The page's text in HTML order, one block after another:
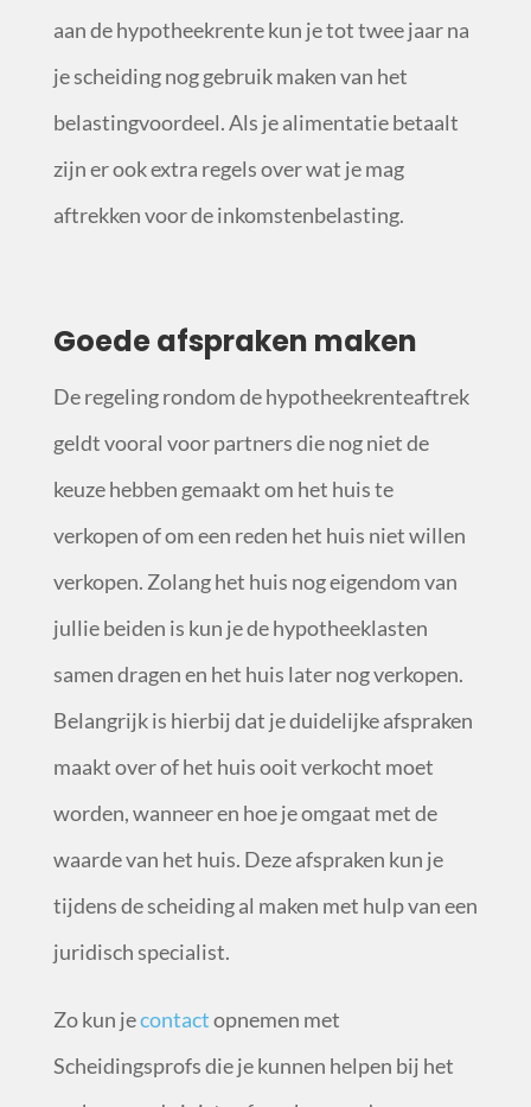
aan de hypotheekrente kun je tot twee jaar na
je scheiding nog gebruik maken van het
belastingvoordeel. Als je alimentatie betaalt
zijn er ook extra regels over wat je mag
aftrekken voor de inkomstenbelasting.
Goede afspraken maken
De regeling rondom de hypotheekrenteaftrek
geldt vooral voor partners die nog niet de
keuze hebben gemaakt om het huis te
verkopen of om een reden het huis niet willen
verkopen. Zolang het huis nog eigendom van
jullie beiden is kun je de hypotheeklasten
samen dragen en het huis later nog verkopen.
Belangrijk is hierbij dat je duidelijke afspraken
maakt over of het huis ooit verkocht moet
worden, wanneer en hoe je omgaat met de
waarde van het huis. Deze afspraken kun je
tijdens de scheiding al maken met hulp van een
juridisch specialist.
Zo kun jecontactopnemen met
Scheidingsprofs die je kunnen helpen bij het